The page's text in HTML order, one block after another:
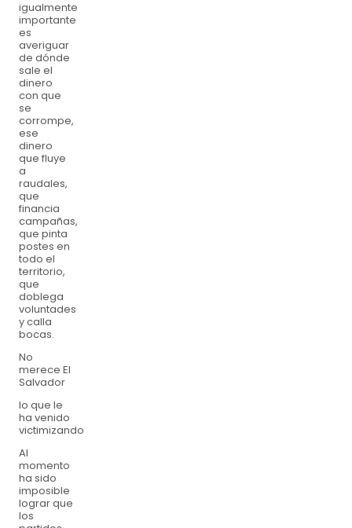
igualmente
importante
es
averiguar
de dónde
sale el
dinero
con que
se
corrompe,
ese
dinero
que fluye
a
raudales,
que
financia
campañas,
que pinta
postes en
todo el
territorio,
que
doblega
voluntades
y calla
bocas.
No
merece El
Salvador
lo que le
ha venido
victimizando
Al
momento
ha sido
imposible
lograr que
los